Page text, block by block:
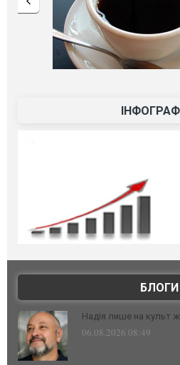
БЛОГИ
Надія лише на культ
06.08.2026 08:49